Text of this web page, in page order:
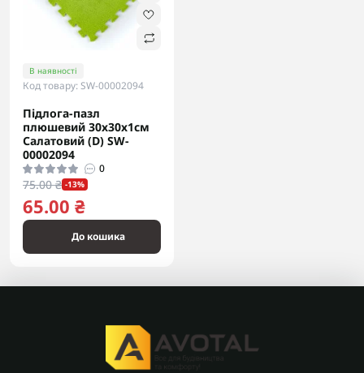
В наявності
Код товару: SW-00002094
Підлога-пазл
плюшевий 30х30х1см
Салатовий (D) SW-
00002094
0
75.00 ₴ -13%
65.00 ₴
До кошика